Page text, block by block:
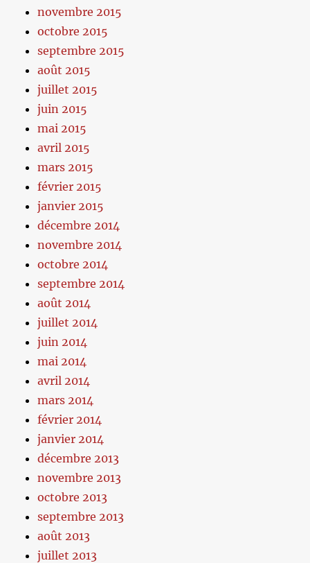
novembre 2015
octobre 2015
septembre 2015
août 2015
juillet 2015
juin 2015
mai 2015
avril 2015
mars 2015
février 2015
janvier 2015
décembre 2014
novembre 2014
octobre 2014
septembre 2014
août 2014
juillet 2014
juin 2014
mai 2014
avril 2014
mars 2014
février 2014
janvier 2014
décembre 2013
novembre 2013
octobre 2013
septembre 2013
août 2013
juillet 2013